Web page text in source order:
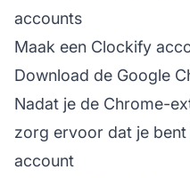
accounts
Maak een Clockify
Download de Google
Nadat je de Chrome-
zorg ervoor dat je
account